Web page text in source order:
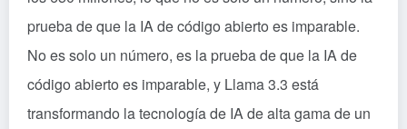
prueba de que la IA de código abierto es imparable.
No es solo un número, es la prueba de que la IA de
código abierto es imparable, y Llama 3.3 está
transformando la tecnología de IA de alta gama de un